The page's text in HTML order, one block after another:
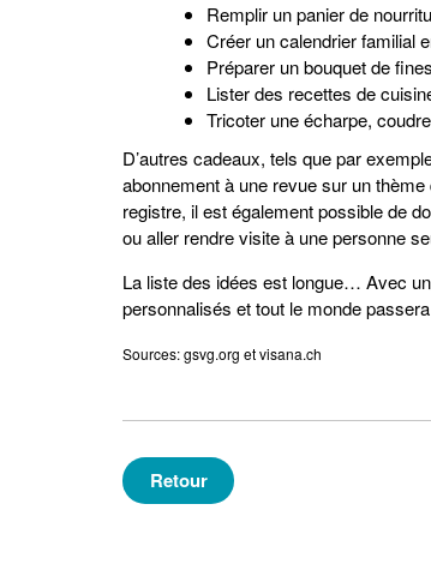
Remplir un panier de
Créer un calendrier familial
Préparer un bouquet de
Lister des recettes de
Tricoter une écharpe,
D’autres cadeaux, tels que par
abonnement à une revue sur un
registre, il est également possible de
ou aller rendre visite à une personne
La liste des idées est longue… Avec
personnalisés et tout le monde
Sources: gsvg.org et visana.ch
Retour